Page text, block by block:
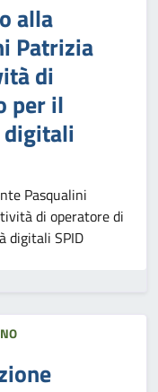
alla
Patrizia
di
per il
Pasqualini
di operatore di
digitali SPID